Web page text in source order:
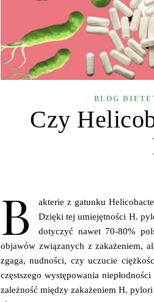
BLOG
Czy
B
akterie z gatunku
Dzięki tej umiejętności H.
dotyczyć nawet 70-80%
objawów związanych z zakażeniem,
zgaga, nudności, czy uczucie
częstszego występowania
zależność między zakażeniem H.